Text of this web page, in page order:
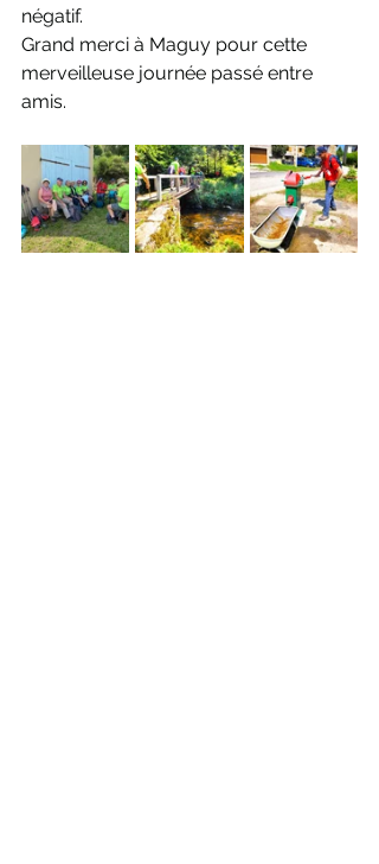
négatif.
Grand merci à Maguy pour cette
merveilleuse journée passé entre
amis.